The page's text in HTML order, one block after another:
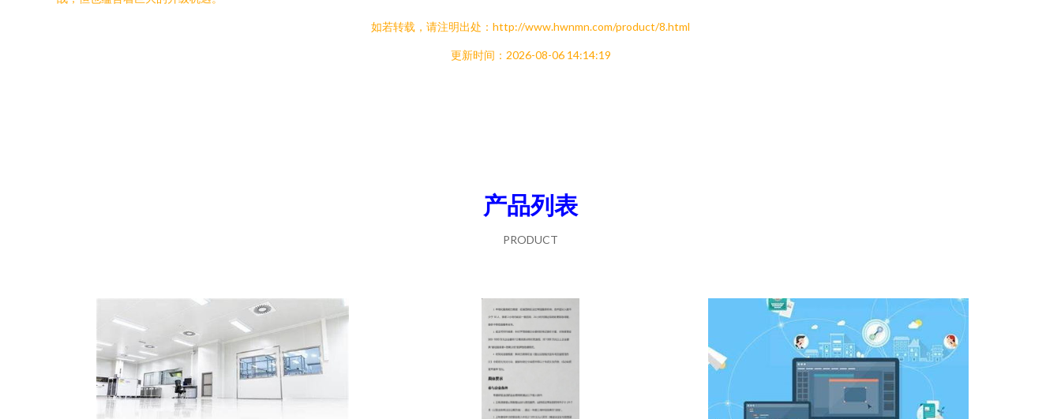
如若转载，请注明出处：http://www.hwnmn.com/product/8.html
更新时间：2026-08-06 14:14:19
产品列表
PRODUCT